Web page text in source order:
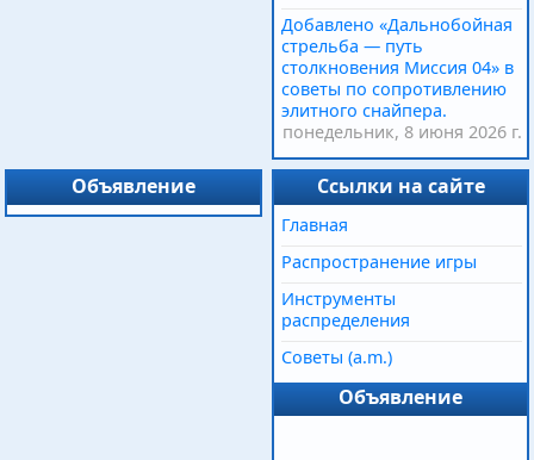
Добавлено «Дальнобойная
стрельба — путь
столкновения Миссия 04» в
советы по сопротивлению
элитного снайпера.
понедельник, 8 июня 2026 г.
Объявление Ссылки на сайте
Главная
Распространение игры
Инструменты
распределения
Советы (a.m.)
Объявление